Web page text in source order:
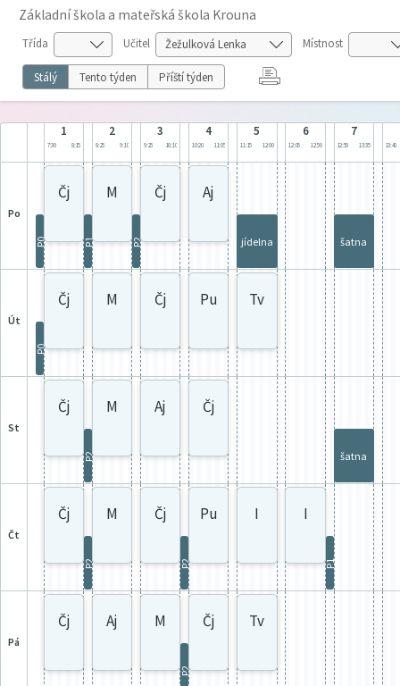
Základní škola a mateřská škola Krouna
Třída Učitel Místnost
Stálý Tento týden Příští týden
1
7:30 8:15
2
8:25 9:10
3
9:25 10:10
4
10:20 11:05
5
11:15 12:00
6
12:05 12:50
7
12:50 13:35 13:40
po
Čj M Čj Aj
P0 P1 P2 jídelna šatna
út
Čj M Čj Pu Tv
P0
st
Čj M Aj Čj
P2 šatna
čt
Čj M Čj Pu I I
P2 P2 P1
pá
Čj Aj M Čj Tv
P2